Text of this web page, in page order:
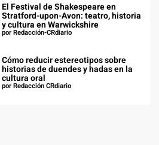
El Festival de Shakespeare en
Stratford-upon-Avon: teatro, historia
y cultura en Warwickshire
por Redacción-CRdiario
Cómo reducir estereotipos sobre
historias de duendes y hadas en la
cultura oral
por Redacción CRdiario